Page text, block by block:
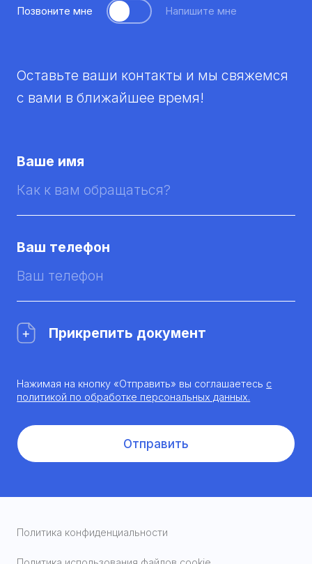
Позвоните мне Напишите мне
Оставьте ваши контакты и мы свяжемся
с вами в ближайшее время!
Ваше имя
Ваш телефон
Прикрепить документ
Отправить
Нажимая на кнопку «Отправить» вы соглашаетесь с
политикой по обработке персональных данных.
Политика конфиденциальности